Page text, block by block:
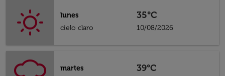
lunes
cielo claro
35°C
10/08/2026
martes
39°C